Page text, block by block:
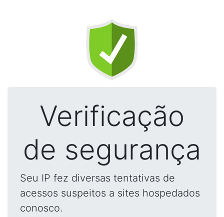
Verificação
de segurança
Seu IP fez diversas tentativas de
acessos suspeitos a sites hospedados
conosco.